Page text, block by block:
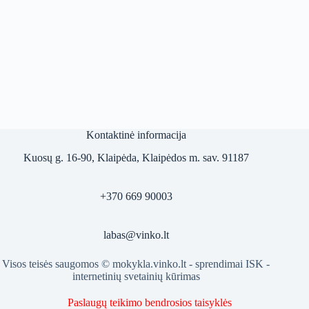
Kontaktinė informacija
Kuosų g. 16-90, Klaipėda, Klaipėdos m. sav. 91187
+370 669 90003
labas@vinko.lt
Visos teisės saugomos © mokykla.vinko.lt - sprendimaiISK -
internetinių svetainių kūrimas
Paslaugų teikimo bendrosios taisyklės